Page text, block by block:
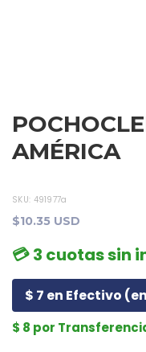
AMÉRICA
SKU: 491977a
$10.35 USD
💳 3 cuotas sin
$ 7 en Efectivo
$ 8 por